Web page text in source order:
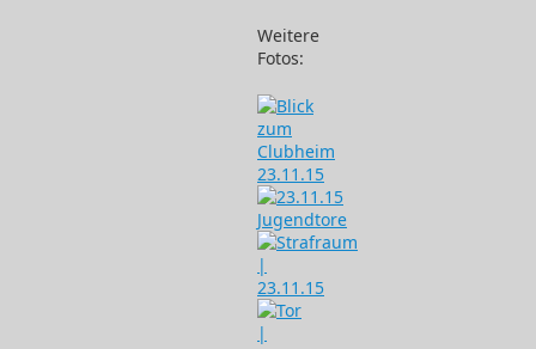
Weitere
Fotos: